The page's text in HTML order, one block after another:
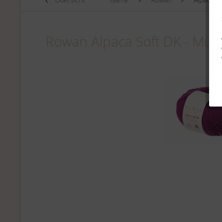
Rowan Alpaca Soft DK -